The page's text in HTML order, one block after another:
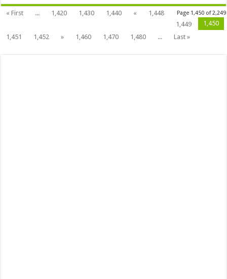
Page 1,450 of 2,249
« First ... 1,420 1,430 1,440 «
1,448
1,449
1,450
1,451
1,452 » 1,460 1,470 1,480 ... Last »